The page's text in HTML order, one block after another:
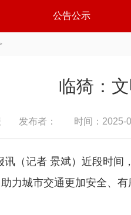
公告公示
临猗：
发布者： 时间：2025-
讯（记者 景斌）近段时间
力城市交通更加安全、有